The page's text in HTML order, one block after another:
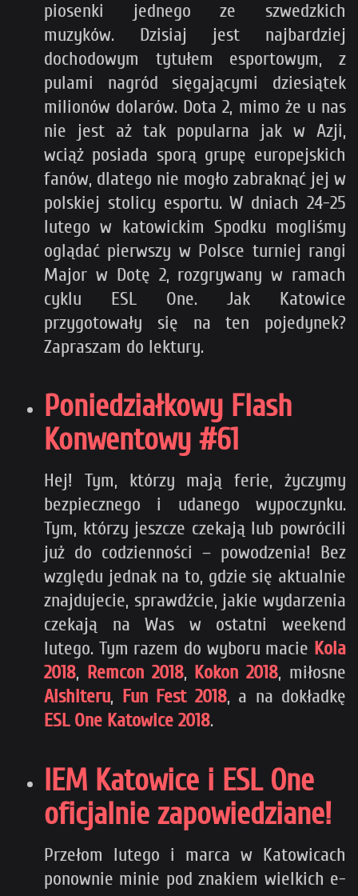
piosenki jednego ze szwedzkich
muzyków. Dzisiaj jest najbardziej
dochodowym tytułem esportowym, z
pulami nagród sięgającymi dziesiątek
milionów dolarów. Dota 2, mimo że u nas
nie jest aż tak popularna jak w Azji,
wciąż posiada sporą grupę europejskich
fanów, dlatego nie mogło zabraknąć jej w
polskiej stolicy esportu. W dniach 24-25
lutego w katowickim Spodku mogliśmy
oglądać pierwszy w Polsce turniej rangi
Major w Dotę 2, rozgrywany w ramach
cyklu ESL One. Jak Katowice
przygotowały się na ten pojedynek?
Zapraszam do lektury.
Poniedziałkowy Flash
Konwentowy #61
Hej! Tym, którzy mają ferie, życzymy
bezpiecznego i udanego wypoczynku.
Tym, którzy jeszcze czekają lub powrócili
już do codzienności – powodzenia! Bez
względu jednak na to, gdzie się aktualnie
znajdujecie, sprawdźcie, jakie wydarzenia
czekają na Was w ostatni weekend
lutego. Tym razem do wyboru macie Kola
2018, Remcon 2018, Kokon 2018, miłosne
Aishiteru, Fun Fest 2018, a na dokładkę
ESL One Katowice 2018.
IEM Katowice i ESL One
oficjalnie zapowiedziane!
Przełom lutego i marca w Katowicach
ponownie minie pod znakiem wielkich e-